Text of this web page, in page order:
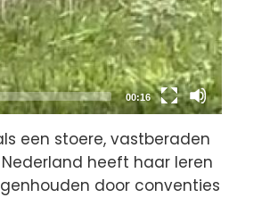
Total
duration
00:16
een stoere, vastberaden
heeft haar leren
door conventies